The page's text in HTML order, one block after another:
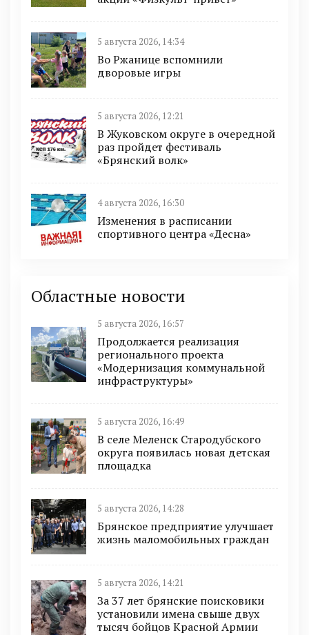
5 августа 2026, 14:34
Во Ржанице вспомнили
дворовые игры
5 августа 2026, 12:21
В Жуковском округе в очередной
раз пройдет фестиваль
«Брянский волк»
4 августа 2026, 16:30
Изменения в расписании
спортивного центра «Десна»
Областные новости
5 августа 2026, 16:57
Продолжается реализация
регионального проекта
«Модернизация коммунальной
инфраструктуры»
5 августа 2026, 16:49
В селе Меленск Стародубского
округа появилась новая детская
площадка
5 августа 2026, 14:28
Брянское предприятие улучшает
жизнь маломобильных граждан
5 августа 2026, 14:21
За 37 лет брянские поисковики
установили имена свыше двух
тысяч бойцов Красной Армии